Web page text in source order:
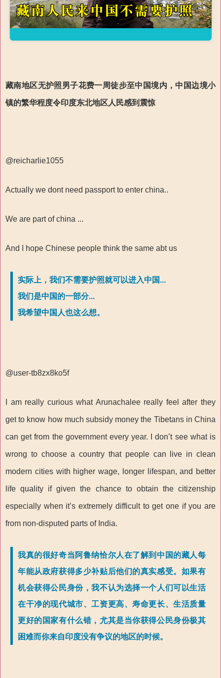
藏南地区无护照男子花费一周徒步至中国境内，中国边境小
镇的繁华程度令印度东北地区人民感到震惊
@reicharlie1055
Actually we dont need passport to enter china..
We are part of china ...
And I hope Chinese people think the same abt us
实际上，我们不需要护照就可以进入中国...
我们是中国的一部分...
我希望中国人也这么想。
@user-tb8zx8ko5f
I am really curious what Arunachalee really feel after they
get to know how much subsidy money the Tibetans in China
can get from the government every year. I don’t see what is
wrong to choose a country that people can live in clean
modern cities with higher wage, longer lifespan, and better
life quality if given the chance to obtain the citizenship
especially when it’s extremely difficult to get one if you are
from non-disputed parts of India.
我真的很好奇当阿鲁纳恰尔人在了解到中国的藏人每
年能从政府获得多少补贴后他们的真实感受。如果有
机会获得公民身份，我不认为选择一个人们可以生活
在干净的现代城市、工资更高、寿命更长、生活质量
更好的国家有什么错，尤其是当你获得公民身份极其
困难而你来自印度没有争议的地区的时候。